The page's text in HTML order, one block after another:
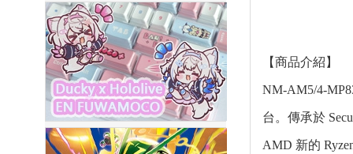
【商品介紹】
NM-AM5/4-
台。傳承於
AMD 新的